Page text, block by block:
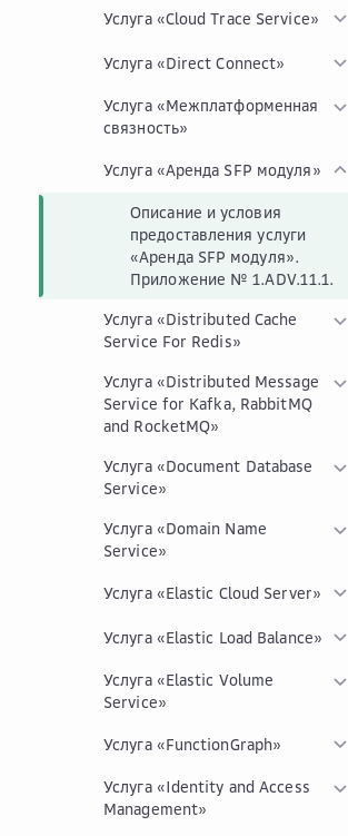
Услуга «Cloud Trace Service»
Услуга «Direct Connect»
Услуга «Межплатформенная
связность»
Услуга «Аренда SFP модуля»
Описание и условия
предоставления услуги
«Аренда SFP модуля».
Приложение № 1.ADV.11.1.
Услуга «Distributed Cache
Service For Redis»
Услуга «Distributed Message
Service for Kafka, RabbitMQ
and RocketMQ»
Услуга «Document Database
Service»
Услуга «Domain Name
Service»
Услуга «Elastic Cloud Server»
Услуга «Elastic Load Balance»
Услуга «Elastic Volume
Service»
Услуга «FunctionGraph»
Услуга «Identity and Access
Management»